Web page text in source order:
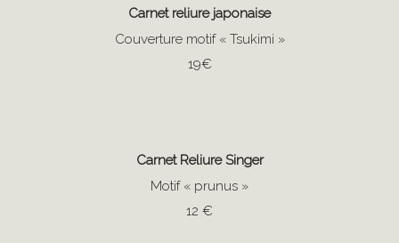
Carnet reliure japonaise
Couverture motif « Tsukimi »
19€
Carnet Reliure Singer
Motif « prunus »
12 €